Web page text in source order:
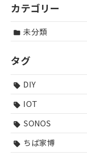
カテゴリー
folder 未分類
タグ
sell DIY
sell IOT
sell SONOS
sell ちば家博